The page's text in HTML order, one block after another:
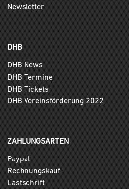
Newsletter
DHB
DHB News
DHB Termine
DHB Tickets
DHB Vereinsförderung 2022
ZAHLUNGSARTEN
Paypal
Rechnungskauf
Lastschrift